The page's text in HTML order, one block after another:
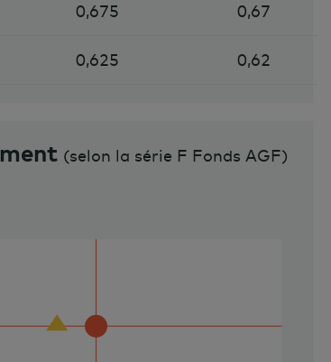
0,675 0,67
0,625 0,62
(selon la série F Fonds AGF)